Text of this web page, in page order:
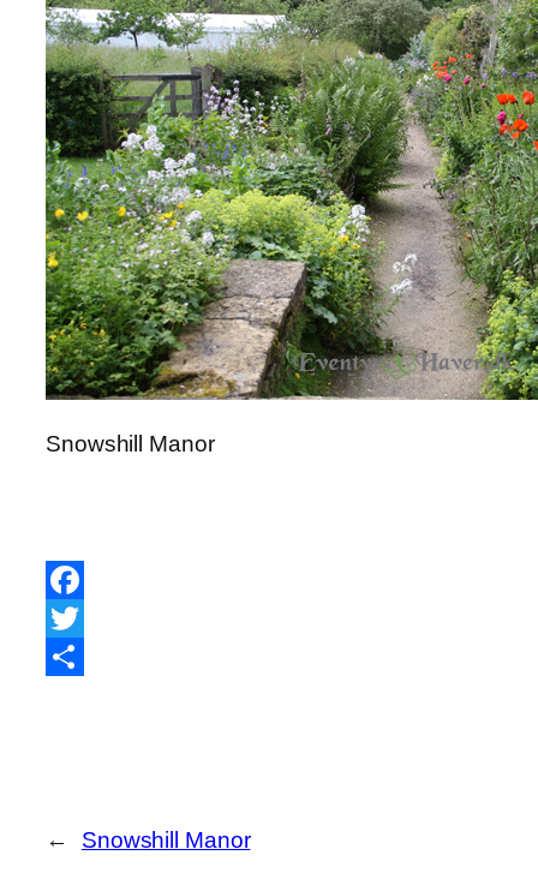
Snowshill Manor
Facebook
Twitter
← Snowshill Manor